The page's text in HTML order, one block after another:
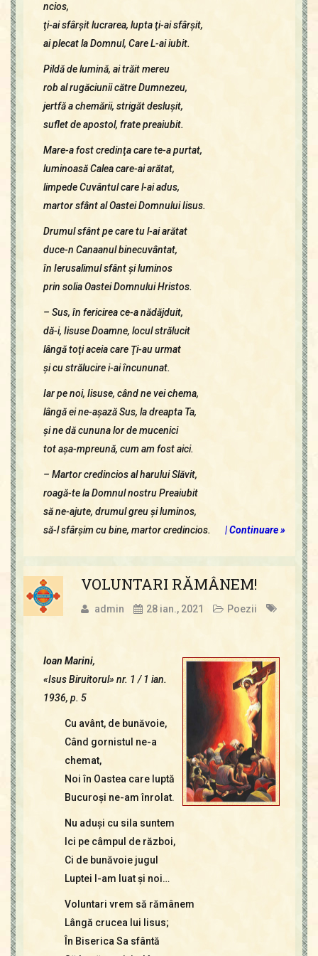
ncios,
ţi-ai sfârşit lucrarea, lupta ţi-ai sfârşit,
ai plecat la Domnul, Care L-ai iubit.
Pildă de lumină, ai trăit mereu
rob al rugăciunii către Dumnezeu,
jertfă a chemării, strigăt desluşit,
suflet de apostol, frate preaiubit.
Mare-a fost credinţa care te-a purtat,
luminoasă Calea care-ai arătat,
limpede Cuvântul care l-ai adus,
martor sfânt al Oastei Domnului Iisus.
Drumul sfânt pe care tu l-ai arătat
duce-n Canaanul binecuvântat,
în Ierusalimul sfânt şi luminos
prin solia Oastei Domnului Hristos.
– Sus, în fericirea ce-a nădăjduit,
dă-i, Iisuse Doamne, locul strălucit
lângă toţi aceia care Ţi-au urmat
şi cu strălucire i-ai încununat.
Iar pe noi, Iisuse, când ne vei chema,
lângă ei ne-aşază Sus, la dreapta Ta,
şi ne dă cununa lor de mucenici
tot aşa-mpreună, cum am fost aici.
– Martor credincios al harului Slăvit,
roagă-te la Domnul nostru Preaiubit
să ne-ajute, drumul greu şi luminos,
să-l sfârşim cu bine, martor credincios.
|Continuare »
VOLUNTARI RĂMÂNEM!
admin 28 ian., 2021 Poezii
Ioan Marini,
«Isus Biruitorul» nr. 1 / 1 ian.
1936, p. 5
Cu avânt, de bunăvoie,
Când gornistul ne-a
chemat,
Noi în Oastea care luptă
Bucuroşi ne-am înrolat.
Nu aduşi cu sila suntem
Ici pe câmpul de război,
Ci de bunăvoie jugul
Luptei l-am luat şi noi…
Voluntari vrem să rămânem
Lângă crucea lui Iisus;
În Biserica Sa sfântă